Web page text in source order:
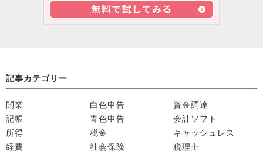
記事カテゴリー
開業
記帳
所得
経費
白色申告
青色申告
税金
社会保険
資金調達
会計ソフト
キャッシュレス
税理士